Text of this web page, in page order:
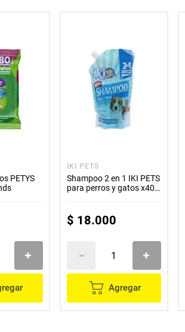
PETYS
IKI PETS
Shampoo 2 en 1 IKI PETS
para perros y gatos x400
$ 18.000
Agregar